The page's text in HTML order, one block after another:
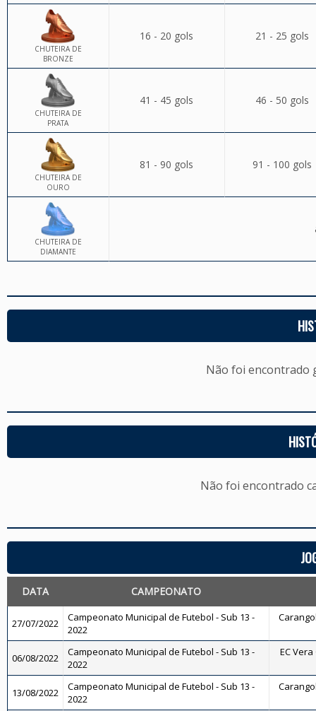
CHUTEIRA DE
BRONZE
16 - 20 gols 21 - 25 gols
CHUTEIRA DE
PRATA
41 - 45 gols 46 - 50 gols
CHUTEIRA DE
OURO
81 - 90 gols 91 - 100 gols
CHUTEIRA DE
DIAMANTE
Não foi encontrado
Não foi encontrado
DATA CAMPEONATO
27/07/2022
Campeonato Municipal de Futebol - Sub 13 -
2022
06/08/2022
Campeonato Municipal de Futebol - Sub 13 -
2022
EC
13/08/2022
Campeonato Municipal de Futebol - Sub 13 -
2022